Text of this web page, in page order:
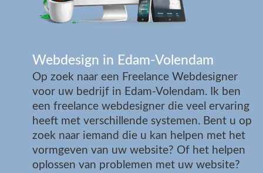
Webdesign in Edam-Volendam
Op zoek naar een Freelance Webdesigner
voor uw bedrijf in Edam-Volendam. Ik ben
een freelance webdesigner die veel ervaring
heeft met verschillende systemen. Bent u op
zoek naar iemand die u kan helpen met het
vormgeven van uw website? Of het helpen
oplossen van problemen met uw website?